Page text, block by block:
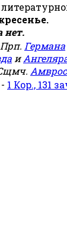
нет.
Прп. Германа
и
1 Кор., 131